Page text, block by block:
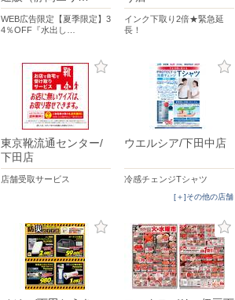
WEB広告限定【夏季限定】3
4％OFF『水出し…
インク下取り2倍★緊急延
長！
東京靴流通センター/
下田店
店舗受取サービス
ウエルシア/下田中店
冷感チェンジTシャツ
[＋]その他の店舗